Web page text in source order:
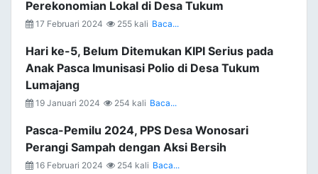
Perekonomian Lokal di Desa Tukum
17 Februari 2024 255 kali Baca...
Hari ke-5, Belum Ditemukan KIPI Serius pada
Anak Pasca Imunisasi Polio di Desa Tukum
Lumajang
19 Januari 2024 254 kali Baca...
Pasca-Pemilu 2024, PPS Desa Wonosari
Perangi Sampah dengan Aksi Bersih
16 Februari 2024 254 kali Baca...